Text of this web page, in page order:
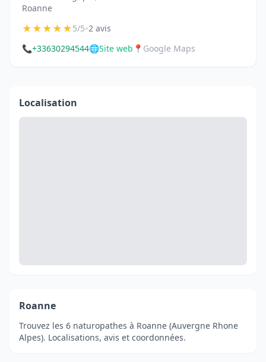
Roanne
★★★★★5/5•2 avis
📞+33630294544🌐Site web 📍 Google Maps
Localisation
Roanne
Trouvez les 6 naturopathes à Roanne (Auvergne Rhone
Alpes). Localisations, avis et coordonnées.